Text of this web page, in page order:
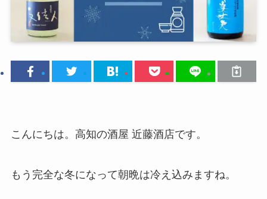
こんにちは。高知の酒屋 近藤酒店です。
もう完全な冬になって朝晩は冷え込みますね。